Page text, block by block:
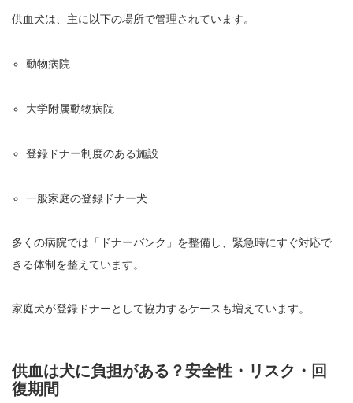
供血犬は、主に以下の場所で管理されています。
動物病院
大学附属動物病院
登録ドナー制度のある施設
一般家庭の登録ドナー犬
多くの病院では「ドナーバンク」を整備し、緊急時にすぐ対応で
きる体制を整えています。
家庭犬が登録ドナーとして協力するケースも増えています。
供血は犬に負担がある？安全性・リスク・回
復期間